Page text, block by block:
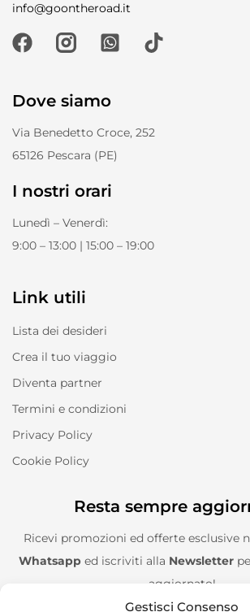
Gestisci Consenso
info@goontheroad.it
Dove siamo
Via Benedetto Croce, 252
65126 Pescara (PE)
I nostri orari
Lunedì – Venerdì:
9:00 – 13:00 | 15:00 – 19:00
Link utili
Lista dei desideri
Crea il tuo viaggio
Diventa partner
Termini e condizioni
Privacy Policy
Cookie Policy
Resta sempre
Ricevi promozioni ed offerte esclusive
Whatsapp ed iscriviti alla Newsletter
aggiornato!